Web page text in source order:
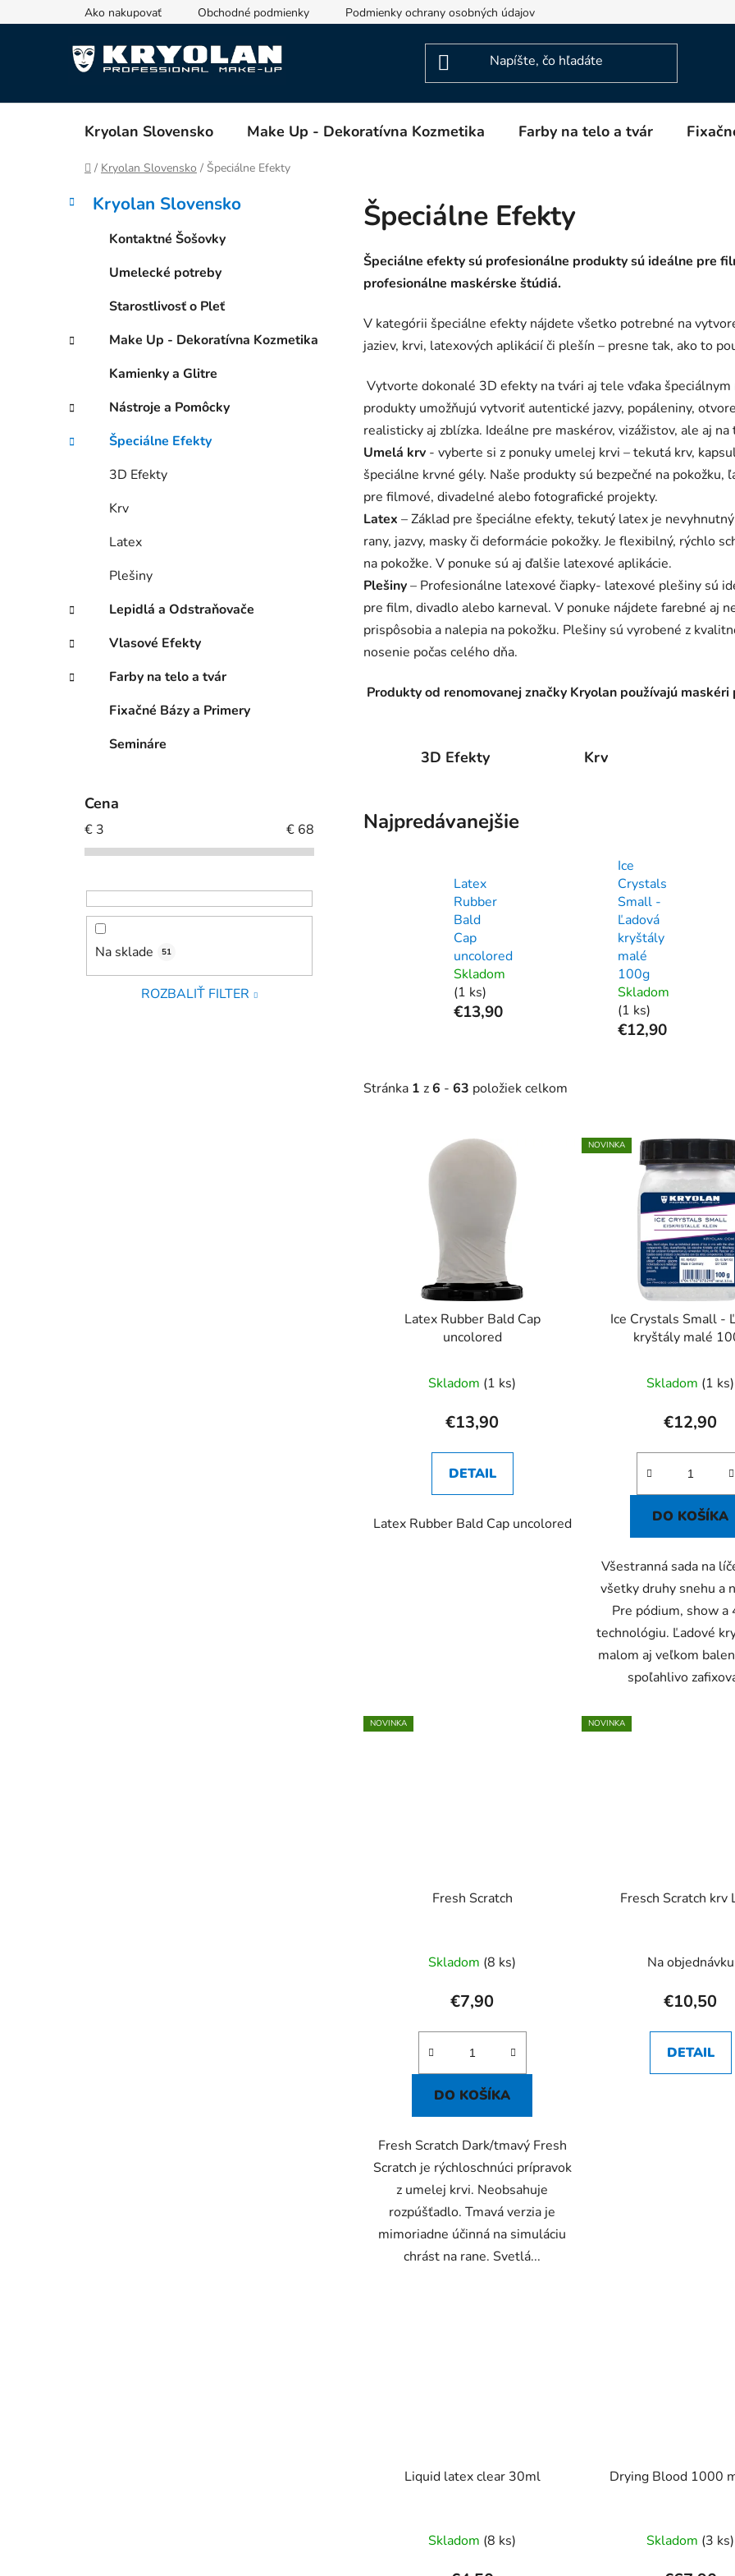
na
Ako nakupovať Obchodné podmienky Podmienky ochrany osobných údajov
Kryolan Slovensko Make Up - Dekoratívna Kozmetika Farby na telo a tvár
Domov
/ Kryolan Slovensko / Špeciálne Efekty
B
n
Preskočiť
kategórie
K
a
e
Kryolan Slovensko
Kontaktné Šošovky
Umelecké potreby
Starostlivosť o Pleť
Make Up - Dekoratívna Kozmetika
Kamienky a Glitre
Nástroje a Pomôcky
Špeciálne Efekty
3D Efekty
Krv
Latex
Plešiny
Lepidlá a Odstraňovače
Vlasové Efekty
Farby na telo a tvár
Fixačné Bázy a Primery
Semináre
Cena
€ 3 € 68
Na sklade 51
ROZBALIŤ FILTER
Špeciálne Efekty
Špeciálne efekty sú profesionálne produkty sú ideálne pre
profesionálne maskérske štúdiá.
V kategórii špeciálne efekty nájdete všetko potrebné na
jaziev, krvi, latexových aplikácií či plešín – presne tak, ako to
Vytvorte dokonalé 3D efekty na tvári aj tele vďaka
produkty umožňujú vytvoriť autentické jazvy, popáleniny,
realisticky aj zblízka. Ideálne pre maskérov, vizážistov, ale aj
Umelá krv - vyberte si z ponuky umelej krvi – tekutá krv,
špeciálne krvné gély. Naše produkty sú bezpečné na
pre filmové, divadelné alebo fotografické projekty.
Latex – Základ pre špeciálne efekty, tekutý latex je
rany, jazvy, masky či deformácie pokožky. Je flexibilný, rýchlo
na pokožke. V ponuke sú aj ďalšie latexové aplikácie.
Plešiny– Profesionálne latexové čiapky- latexové plešiny sú
pre film, divadlo alebo karneval. V ponuke nájdete farebné aj
prispôsobia a nalepia na pokožku. Plešiny sú vyrobené z
nosenie počas celého dňa.
Produkty od renomovanej značky Kryolan používajú maskéri
3D Efekty Krv
Najpredávanejšie
Latex
Rubber
Bald
Cap
uncolored
Skladom
(1 ks)
€13,90
Ice
Crystals
Small -
Ľadová
kryštály
malé
100g
Skladom
(1 ks)
€12,90
Stránka 1 z6 - 63 položiek celkom
Latex Rubber Bald Cap
uncolored
Skladom (1 ks)
€13,90
DETAIL
Latex Rubber Bald Cap uncolored
NOVINKA
Ice Crystals Small -
kryštály malé
Skladom (1 ks)
€12,90
DO KOŠÍKA
Všestranná sada na
všetky druhy snehu a
Pre pódium, show a
technológiu. Ľadové
malom aj veľkom
spoľahlivo
NOVINKA
Fresh Scratch
Skladom (8 ks)
€7,90
DO KOŠÍKA
Fresh Scratch Dark/tmavý Fresh
Scratch je rýchloschnúci prípravok
z umelej krvi. Neobsahuje
rozpúšťadlo. Tmavá verzia je
mimoriadne účinná na simuláciu
chrást na rane. Svetlá...
NOVINKA
Fresch Scratch krv
Na objednávku
€10,50
DETAIL
Liquid latex clear 30ml
Skladom (8 ks)
Drying Blood 1000
produktu
Skladom (3 ks)